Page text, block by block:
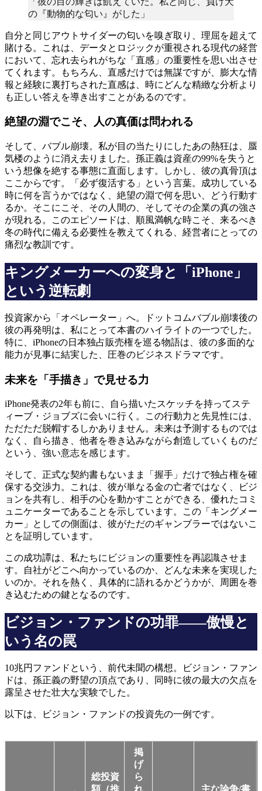
の『動物的な匂い』がした」
自分と同じアウトサイダーの匂いを嗅ぎ取り、理屈を超えて
賭ける。これは、データとロジックが重視される現代の経営
において、忘れ去られがちな「直感」の重要性を思い出させ
てくれます。もちろん、直感だけでは無謀ですが、膨大な情
報と経験に裏打ちされた直感は、時にどんな精緻な分析より
も正しい答えを導き出すことがあるのです。
絶望の淵でこそ、人の真価は問われる
そして、バブル崩壊。私が目の当たりにしたあの熱狂は、蜃
気楼のように消え去りました。孫正義は資産の99%を失うと
いう想像を絶する事態に直面します。しかし、彼の真骨頂は
ここからです。「必ず復活する」という言葉。成功している
時に何を言うかではなく、絶望の淵で何を思い、どう行動す
るか。そこにこそ、その人間の、そしてその企業の真の強さ
が現れる。このエピソードは、順風満帆な時こそ、来るべき
冬の時代に備える必要性を教えてくれる、経営者にとっての
痛烈な教訓です。
キングメーカーへの変身と「iPhone」
という逆転劇
投資家から「オペレーター」へ。ドットコムバブル崩壊後の
彼の再発明は、私にとって本書のハイライトの一つでした。
特に、iPhoneの日本独占販売権を巡る物語は、彼の多面的な
能力が見事に結実した、圧巻のビジネスドラマです。
未来を「手描き」で見せる力
iPhone発表の2年も前に、自ら描いたスケッチを持ってステ
ィーブ・ジョブズに会いに行く。この行動力と先見性には、
ただただ脱帽するしかありません。未来は予測するものでは
なく、自ら描き、他者を巻き込みながら創造していくものだ
という、強い意志を感じます。
そして、正式な契約書もないまま「握手」だけで独占権を確
保する交渉力。これは、彼が単なる金の亡者ではなく、ビジ
ョンを共有し、相手の心を動かすことができる、優れたコミ
ュニケーターであることを示しています。この「キングメー
カー」としての側面は、彼がただのギャンブラーではないこ
とを証明しています。
この成功譚は、私たちにビジョンの重要性を再認識させま
す。自社がどこへ向かっているのか、どんな未来を実現した
いのか。それを熱く、具体的に語れるかどうかが、周囲を巻
き込むための鍵となるのです。
ビジョン・ファンドの功罪――傲慢と
いう名の罠
10兆円ファンドという、前代未聞の構想。ビジョン・ファン
ドは、孫正義の野望の頂点であり、同時に彼の最大の欠点を
露呈させた壮大な実験でした。
以下は、ビジョン・ファンドの投資先の一例です。
総投資
額（推
掲
げ
ら
れ
主な論争/書